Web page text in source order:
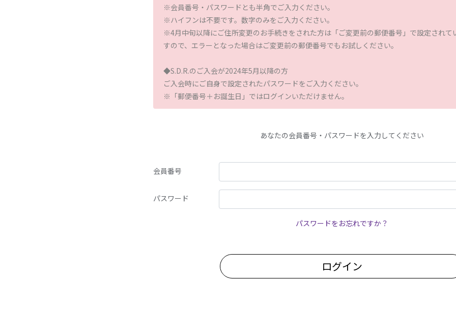
※会員番号・パスワードとも半角でご入力ください。
※ハイフンは不要です。数字のみをご入力ください。
※4月中旬以降にご住所変更のお手続きをされた方は「ご変更前の郵便番号」で設定されて
すので、エラーとなった場合はご変更前の郵便番号でもお試しください。
◆S.D.R.のご入会が2024年5月以降の方
ご入会時にご自身で設定されたパスワードをご入力ください。
※「郵便番号＋お誕生日」ではログインいただけません。
あなたの会員番号・パスワードを入力してください
会員番号
パスワード
パスワードをお忘れですか？
ログイン